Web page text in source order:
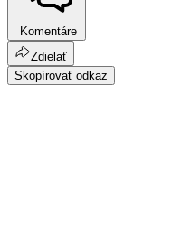
Komentáre
Zdielať
Skopírovať odkaz